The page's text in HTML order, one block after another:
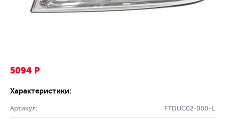
5094 Р
Характеристики:
Артикул: FTDUC02-000-L